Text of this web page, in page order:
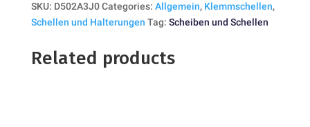
SKU: D502A3J0 Categories: Allgemein, Klemmschellen,
Schellen und Halterungen Tag: Scheiben und Schellen
Related products